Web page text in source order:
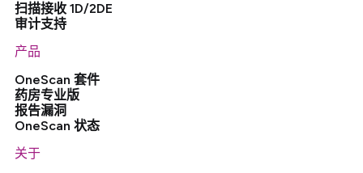
扫描接收 1D/2DE
审计支持
产品
OneScan 套件
药房专业版
报告漏洞
OneScan 状态
关于